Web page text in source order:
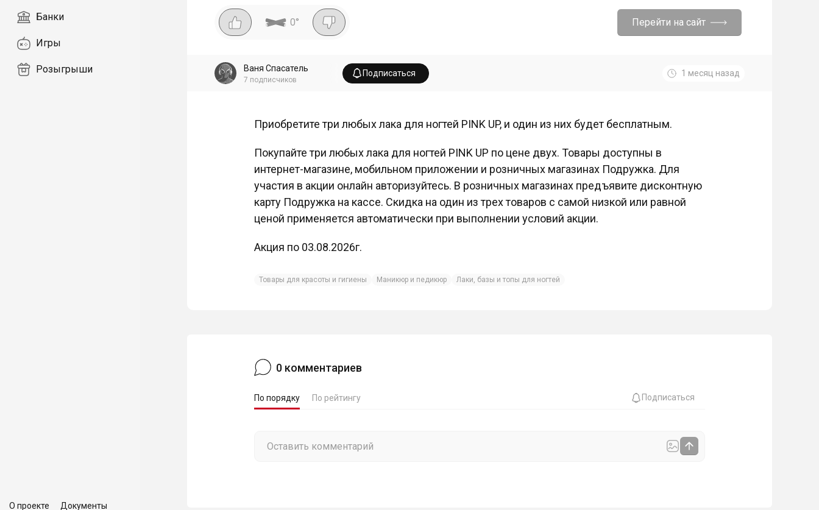
Банки
Игры
Розыгрыши
О проекте Документы
0° Перейти на сайт
Ваня Спасатель
7 подписчиков
Подписаться 1 месяц назад
Приобретите три любых лака для ногтей PINK UP, и один из них будет бесплатным.
Покупайте три любых лака для ногтей PINK UP по цене двух. Товары доступны в
интернет-магазине, мобильном приложении и розничных магазинах Подружка. Для
участия в акции онлайн авторизуйтесь. В розничных магазинах предъявите дисконтную
карту Подружка на кассе. Скидка на один из трех товаров с самой низкой или равной
ценой применяется автоматически при выполнении условий акции.
Акция по 03.08.2026г.
Товары для красоты и гигиены Маникюр и педикюр Лаки, базы и топы для ногтей
0 комментариев
По порядку По рейтингу Подписаться